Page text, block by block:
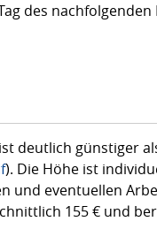
des nachfolgenden
deutlich günstiger
). Die Höhe ist
und eventuellen
155 € und